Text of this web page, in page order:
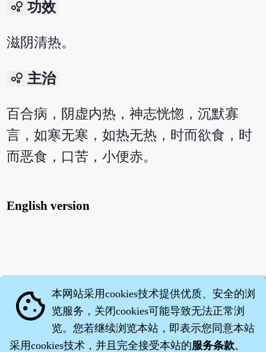
bubble_chart 功效
滋阴清热。
bubble_chart 主治
百合病，阴虚内热，神志恍惚，沉默寡
言，如寒无寒，如热无热，时而欲食，时
而恶食，口苦，小便赤。
English version
cookie 本网站采用cookies技术提供优质、安全的浏
览服务，关闭cookies可能导致无法正常浏
览。您若继续浏览本站，即表示您同意本站
采用cookies技术，并且完全接受本站的服务条款。